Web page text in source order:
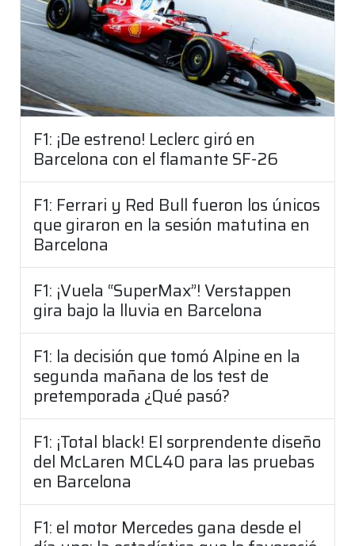
F1: ¡De estreno! Leclerc giró en
Barcelona con el flamante SF-26
F1: Ferrari y Red Bull fueron los únicos
que giraron en la sesión matutina en
Barcelona
F1: ¡Vuela “SuperMax”! Verstappen
gira bajo la lluvia en Barcelona
F1: la decisión que tomó Alpine en la
segunda mañana de los test de
pretemporada ¿Qué pasó?
F1: ¡Total black! El sorprendente diseño
del McLaren MCL40 para las pruebas
en Barcelona
F1: el motor Mercedes gana desde el